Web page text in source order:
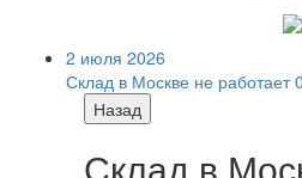
2 июля 2026
Склад в Москве не работает
Назад